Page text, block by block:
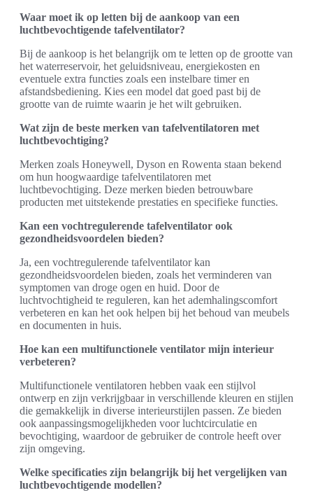
Waar moet ik op letten bij de aankoop van een
luchtbevochtigende tafelventilator?
Bij de aankoop is het belangrijk om te letten op de grootte van
het waterreservoir, het geluidsniveau, energiekosten en
eventuele extra functies zoals een instelbare timer en
afstandsbediening. Kies een model dat goed past bij de
grootte van de ruimte waarin je het wilt gebruiken.
Wat zijn de beste merken van tafelventilatoren met
luchtbevochtiging?
Merken zoals Honeywell, Dyson en Rowenta staan bekend
om hun hoogwaardige tafelventilatoren met
luchtbevochtiging. Deze merken bieden betrouwbare
producten met uitstekende prestaties en specifieke functies.
Kan een vochtregulerende tafelventilator ook
gezondheidsvoordelen bieden?
Ja, een vochtregulerende tafelventilator kan
gezondheidsvoordelen bieden, zoals het verminderen van
symptomen van droge ogen en huid. Door de
luchtvochtigheid te reguleren, kan het ademhalingscomfort
verbeteren en kan het ook helpen bij het behoud van meubels
en documenten in huis.
Hoe kan een multifunctionele ventilator mijn interieur
verbeteren?
Multifunctionele ventilatoren hebben vaak een stijlvol
ontwerp en zijn verkrijgbaar in verschillende kleuren en stijlen
die gemakkelijk in diverse interieurstijlen passen. Ze bieden
ook aanpassingsmogelijkheden voor luchtcirculatie en
bevochtiging, waardoor de gebruiker de controle heeft over
zijn omgeving.
Welke specificaties zijn belangrijk bij het vergelijken van
luchtbevochtigende modellen?